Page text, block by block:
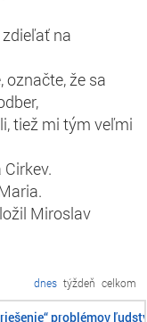
na
že sa
tiež mi tým veľmi
Miroslav
dnes týždeň celkom
problémov